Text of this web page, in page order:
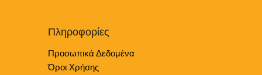
Πληροφορίες
Προσωπικά Δεδομένα
Όροι Χρήσης